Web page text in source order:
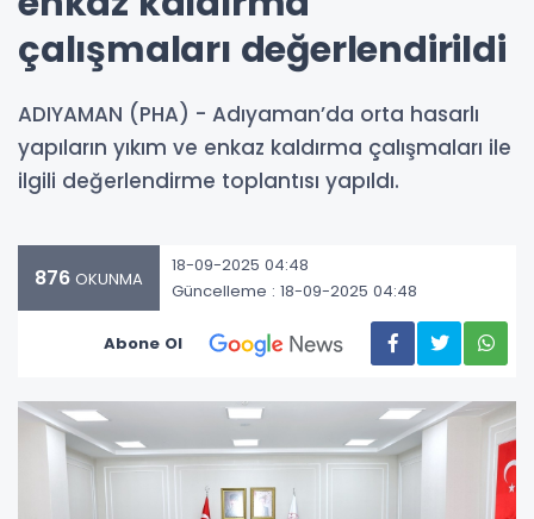
çalışmaları değerlendirildi
ADIYAMAN (PHA) - Adıyaman’da orta hasarlı
yapıların yıkım ve enkaz kaldırma çalışmaları ile
ilgili değerlendirme toplantısı yapıldı.
876 OKUNMA
18-09-2025 04:48
Güncelleme : 18-09-2025 04:48
Abone Ol